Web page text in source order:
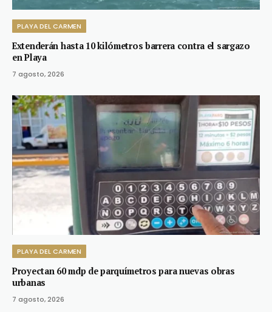
PLAYA DEL CARMEN
Extenderán hasta 10 kilómetros barrera contra el sargazo
en Playa
7 agosto, 2026
PLAYA DEL CARMEN
Proyectan 60 mdp de parquímetros para nuevas obras
urbanas
7 agosto, 2026